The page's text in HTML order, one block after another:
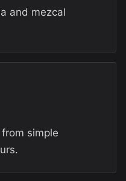
and mezcal
simple